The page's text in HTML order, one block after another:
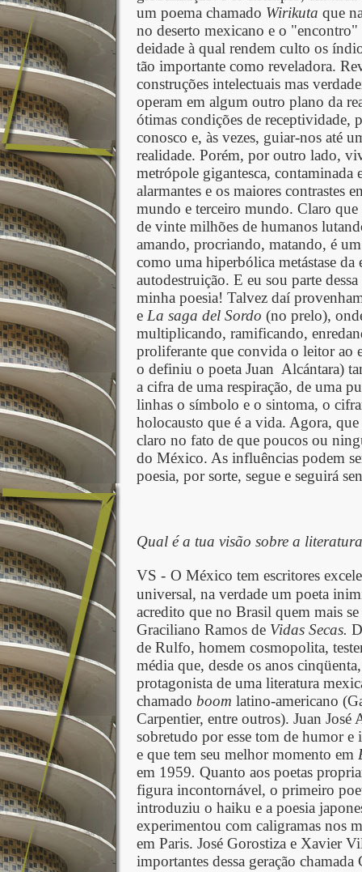
um poema chamado Wirikuta que
no deserto mexicano e o
deidade à qual rendem culto os
tão importante como reveladora.
construções intelectuais mas
operam em algum outro plano da
ótimas condições de receptividade,
conosco e, às vezes, guiar-nos até
realidade. Porém, por outro lado,
metrópole gigantesca,
alarmantes e os maiores contrastes
mundo e terceiro mundo. Claro
de vinte milhões de humanos
amando, procriando, matando, é
como uma hiperbólica metástase da
autodestruição. E eu sou parte
minha poesia! Talvez daí
e La saga del Sordo (no prelo),
multiplicando, ramificando,
proliferante que convida o leitor ao
o definiu o poeta Juan Alcántara)
a cifra de uma respiração, de uma
linhas o símbolo e o sintoma, o
holocausto que é a vida. Agora,
claro no fato de que poucos ou
do México. As influências podem
poesia, por sorte, segue e seguirá
Qual é a tua visão sobre a
VS - O México tem escritores
universal, na verdade um poeta
acredito que no Brasil quem mais
Graciliano Ramos de Vidas Secas.
de Rulfo, homem cosmopolita,
média que, desde os anos
protagonista de uma literatura
chamado boom latino-americano
Carpentier, entre outros). Juan
sobretudo por esse tom de humor e
e que tem seu melhor momento em
em 1959. Quanto aos poetas
figura incontornável, o primeiro
introduziu o haiku e a poesia
experimentou com caligramas nos
em Paris. José Gorostiza e Xavier
importantes dessa geração chamada